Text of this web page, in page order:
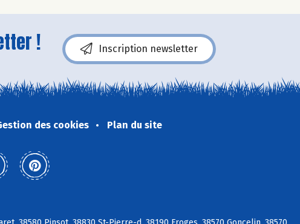
! Inscription newsletter
des cookies Plan du site